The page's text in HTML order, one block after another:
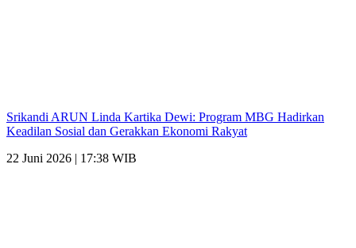
Srikandi ARUN Linda Kartika Dewi: Program MBG Hadirkan
Keadilan Sosial dan Gerakkan Ekonomi Rakyat
22 Juni 2026 | 17:38 WIB